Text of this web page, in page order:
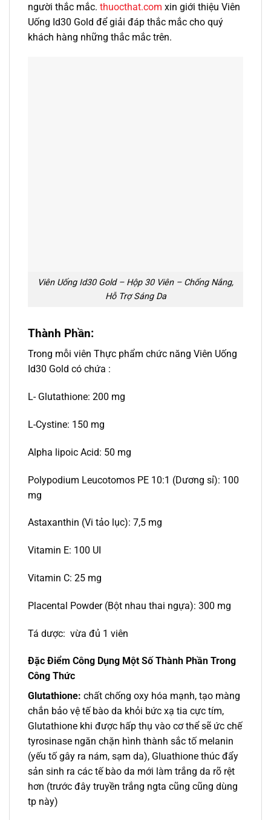
người thắc mắc. thuocthat.com xin giới thiệu Viên
Uống Id30 Gold để giải đáp thắc mắc cho quý
khách hàng những thắc mắc trên.
Viên Uống Id30 Gold – Hộp 30 Viên – Chống Nắng,
Hỗ Trợ Sáng Da
Thành Phần:
Trong mỗi viên Thực phẩm chức năng Viên Uống
Id30 Gold có chứa :
L- Glutathione: 200 mg
L-Cystine: 150 mg
Alpha lipoic Acid: 50 mg
Polypodium Leucotomos PE 10:1 (Dương sỉ): 100
mg
Astaxanthin (Vi tảo lục): 7,5 mg
Vitamin E: 100 UI
Vitamin C: 25 mg
Placental Powder (Bột nhau thai ngựa): 300 mg
Tá dược: vừa đủ 1 viên
Đặc Điểm Công Dụng Một Số Thành Phần Trong
Công Thức
Glutathione: chất chống oxy hóa mạnh, tạo màng
chắn bảo vệ tế bào da khỏi bức xạ tia cực tím,
Glutathione khi được hấp thụ vào cơ thể sẽ ức chế
tyrosinase ngăn chặn hình thành sắc tố melanin
(yếu tố gây ra nám, sạm da), Gluathione thúc đẩy
sản sinh ra các tế bào da mới làm trắng da rõ rệt
hơn (trước đây truyền trắng ngta cũng cũng dùng
tp này)